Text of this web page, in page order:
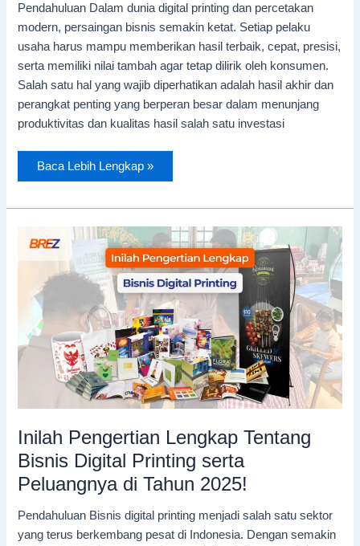
Pendahuluan Dalam dunia digital printing dan percetakan
modern, persaingan bisnis semakin ketat. Setiap pelaku
usaha harus mampu memberikan hasil terbaik, cepat, presisi,
serta memiliki nilai tambah agar tetap dilirik oleh konsumen.
Salah satu hal yang wajib diperhatikan adalah hasil akhir dan
perangkat penting yang berperan besar dalam menunjang
produktivitas dan kualitas hasil salah satu investasi
Baca Lebih Lengkap »
Inilah Pengertian Lengkap Tentang
Bisnis Digital Printing serta
Peluangnya di Tahun 2025!
Pendahuluan Bisnis digital printing menjadi salah satu sektor
yang terus berkembang pesat di Indonesia. Dengan semakin
Pengertian
Tentang
Bisnis
Digital
Printing
serta
Peluangnya
di
Tahun
2025!